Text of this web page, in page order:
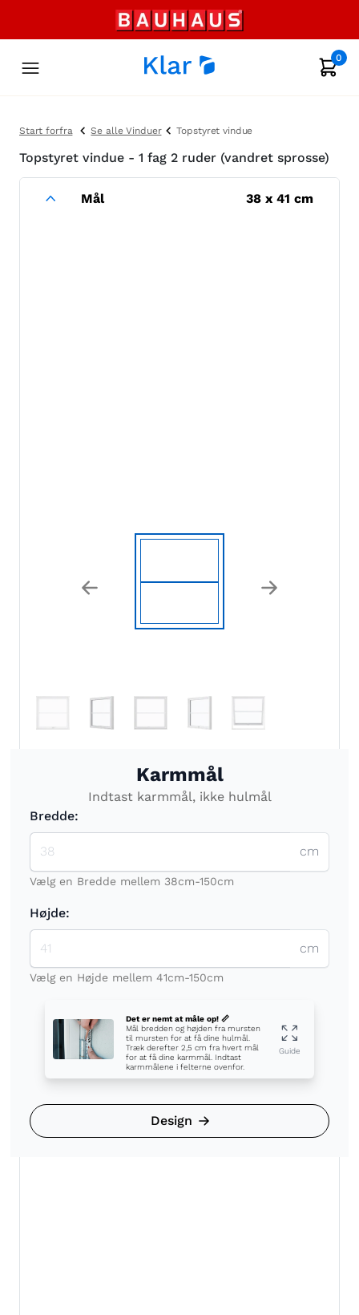
0
Start forfra Se alle Vinduer Topstyret vindue
Topstyret vindue - 1 fag 2 ruder (vandret sprosse)
Mål 38 x 41 cm
Previous Next
Karmmål
Indtast karmmål, ikke hulmål
Bredde:
cm
Vælg en Bredde mellem 38cm-150cm
Højde:
cm
Vælg en Højde mellem 41cm-150cm
Det er nemt at måle op! 📏
Mål bredden og højden fra mursten
til mursten for at få dine hulmål.
Træk derefter 2,5 cm fra hvert mål
for at få dine karmmål. Indtast
karmmålene i felterne ovenfor.
Guide
Design